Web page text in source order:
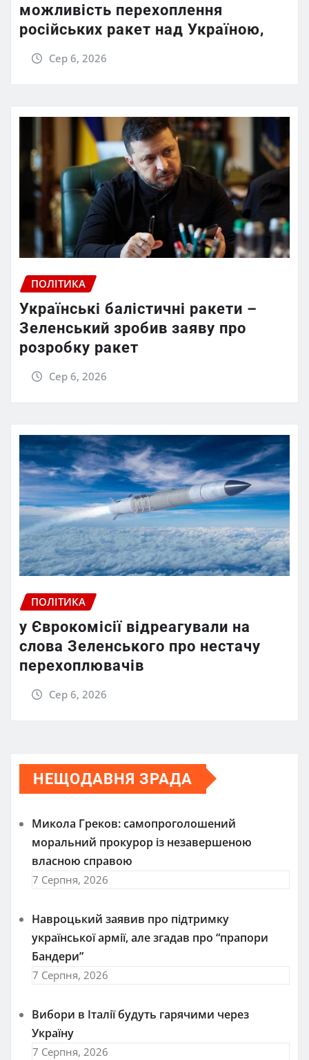
можливість перехоплення
російських ракет над Україною,
Сер 6, 2026
ПОЛІТИКА
Українські балістичні ракети –
Зеленський зробив заяву про
розробку ракет
Сер 6, 2026
ПОЛІТИКА
у Єврокомісії відреагували на
слова Зеленського про нестачу
перехоплювачів
Сер 6, 2026
НЕЩОДАВНЯ ЗРАДА
Микола Греков: самопроголошений
моральний прокурор із незавершеною
власною справою
7 Серпня, 2026
Навроцький заявив про підтримку
української армії, але згадав про “прапори
Бандери”
7 Серпня, 2026
Вибори в Італії будуть гарячими через
Україну
7 Серпня, 2026